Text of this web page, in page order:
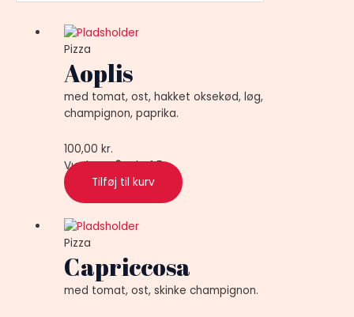
Pizza
Aoplis
med tomat, ost, hakket oksekød, løg,
champignon, paprika.
100,00kr.
Vurderet0ud af 5
Tilføj til kurv
Pizza
Capriccosa
med tomat, ost, skinke champignon.